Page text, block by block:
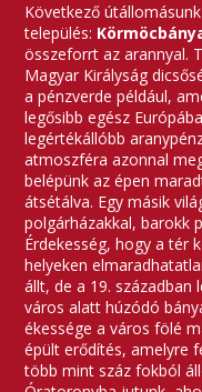
Következő
település:
összeforrt az arannyal.
Magyar Királyság
a pénzverde például,
legősibb egész
legértékállóbb
atmoszféra azonnal
belépünk az épen
átsétálva. Egy másik
polgárházakkal, barokk
Érdekesség, hogy a tér
helyeken
állt, de a 19.
város alatt húzódó
ékessége a város fölé
épült erődítés, amelyre
több mint száz fokból